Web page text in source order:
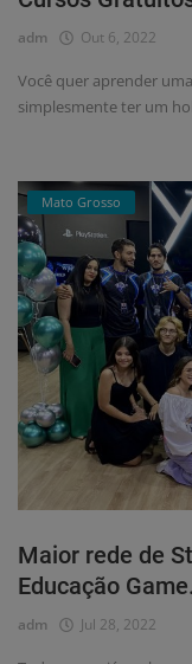
adm Out 6, 2022
Você quer aprender
simplesmente ter um
Mato Grosso
Maior rede de
Educação
adm Jul 28, 2022